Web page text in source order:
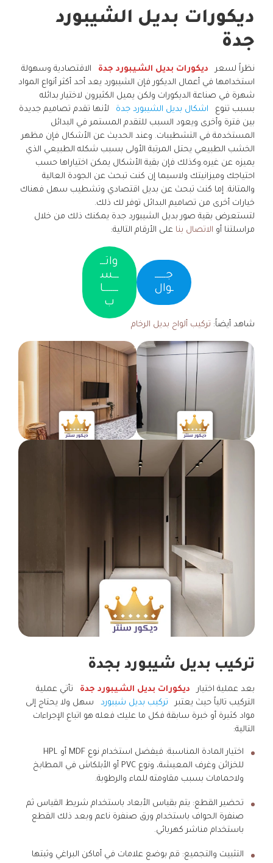
ديكورات بديل الشيبورد
جدة
نظراً لسعر ديكورات بديل الشيبورد جدة
الاقتصادية وسهولة
استخدامها في أعمال الديكور فإن الشيبورد يعد أحد أكثر أنواع المواد
شهرة في صناعة الديكورات ولكن يميل الكثيرون لاختيار بدائله
بسبب تنوع
اشكال بديل الشيبورد جدة
لأنها تقدم تصاميم جديدة
بين فترة وأخرى ويعود السبب للتقدم المستمر في البدائل
المستخدمة في التشطيبات. وعند الحديث عن الأشكال فإن مظهر
الخشب الطبيعي يحتل المرتبة الأولى بسبب شكله الطبيعي الذي
يميزه عن غيره.وكذلك فإن بقية الأشكال يمكن اختياراها حسب
احتياجك وميزانيتك ولاسيما إن كنت تبحث عن الجودة العالية
والمتانة. إما كنت تبحث عن بديل اقتصادي وتشطيب سهل فهناك
خيارات أخرى من تصاميم البدائل توفر لك ذلك.
لتستعرض بقية صور بديل الشيبورد جدة يمكنك ذلك من خلال
مراسلتنا أو الاتصال بنا على الأرقام التالية:
جــــــ
ـوال
واتـــ
ـــس
ــــــــا
ب
شاهد أيضاً: تركيب ألواح بديل الرخام
تركيب بديل شيبورد بجدة
بعد عملية اختيار ديكورات بديل الشيبورد جدة
تأتي عملية
التركيب تالياً حيث يعتبر
تركيب بديل شيبورد
سهل ولا يحتاج إلى
مواد كثيرة أو خبرة سابقة فكل ما عليك فعله هو اتباع الإجراءات
التالية:
اختيار المادة المناسبة: فيفضل استخدام نوع MDF أو HPL
للخزائن وغرف المعيشة، ونوع PVC أو الأبلكاش في المطابخ
ولاحمامات بسبب مقاومته للماء والرطوبة.
تحضير القطع: يتم بقياس الأبعاد باستخدام شريط القياس ثم
صنفرة الحواف باستخدام ورق صنفرة ناعم وبعد ذلك القطع
باستخدام مناشر كهربائي.
التثبيت والتجميع: قم بوضع علامات في أماكن البراغي وثبتها